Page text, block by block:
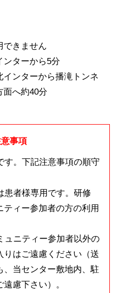
きません
ンターから5分
インターから播滝トンネ
面へ約40分
事項
す。下記注意事項の順守
患者様専用です。研修
ィー参加者の方の利用
ュニティー参加者以外の
りはご遠慮ください（送
、当センター敷地内、駐
慮下さい）。